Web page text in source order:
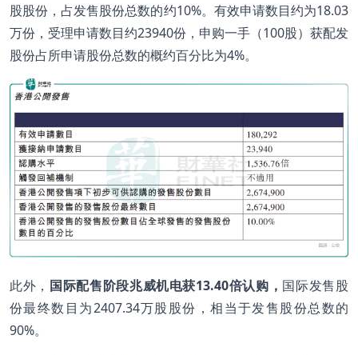
股股份，占发售股份总数的约10%。有效申请数目约为18.03
万份，受理申请数目约23940份，申购一手（100股）获配发
股份占所申请股份总数的概约百分比为4%。
此外， 国际配售阶段兆威机电获13.40倍认购， 国际发售股
份最终数目为2407.34万股股份，相当于发售股份总数的
90%。